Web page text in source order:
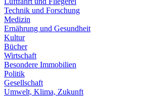
Technik und Forschung
Medizin
Ernährung und Gesundheit
Kultur
Bücher
Wirtschaft
Besondere Immobilien
Politik
Gesellschaft
Umwelt, Klima, Zukunft